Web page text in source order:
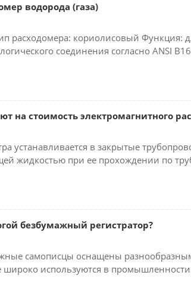
водорода (газа)
расходомера: кориолисовый Функция:
соединения согласно ANSI
на стоимость электромагнитного
устанавливается в закрытые
жидкостью при ее прохождении по
безбумажный регистратор?
самописцы оснащены
широко используются в